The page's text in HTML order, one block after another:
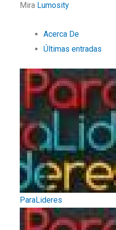
Mira Lumosity
Acerca De
Últimas entradas
ParaLideres